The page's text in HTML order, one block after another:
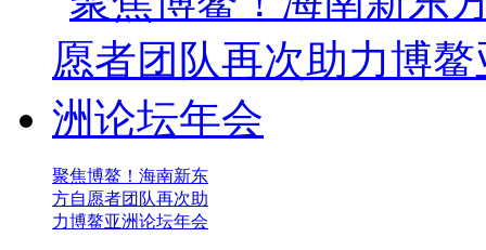
聚焦博鳌！海南新东
方自愿者团队再次助
力博鳌亚洲论坛年会